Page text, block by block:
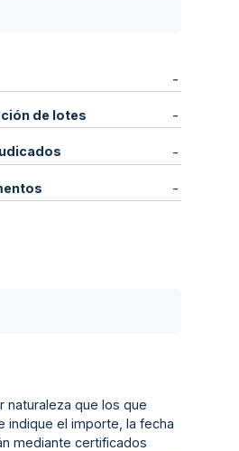
-
de lotes -
-
-
naturaleza que los que
indique el importe, la fecha
mediante certificados